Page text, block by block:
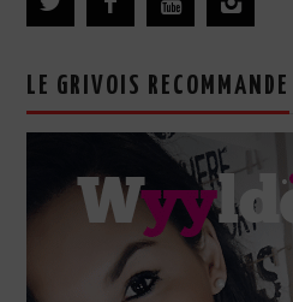
LE GRIVOIS RECOMMANDE